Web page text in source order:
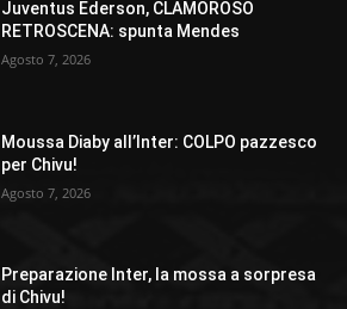
Juventus Ederson, CLAMOROSO
RETROSCENA: spunta Mendes
Agosto 7, 2026
Moussa Diaby all’Inter: COLPO pazzesco
per Chivu!
Agosto 7, 2026
Preparazione Inter, la mossa a sorpresa
di Chivu!